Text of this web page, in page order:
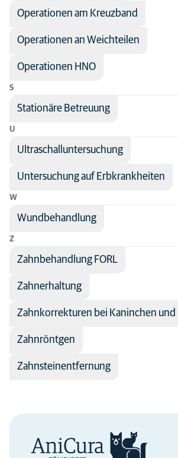
Operationen am Kreuzband
Operationen an Weichteilen
Operationen HNO
S
Stationäre Betreuung
U
Ultraschalluntersuchung
Untersuchung auf Erbkrankheiten
W
Wundbehandlung
Z
Zahnbehandlung FORL
Zahnerhaltung
Zahnkorrekturen bei Kaninchen und
Zahnröntgen
Zahnsteinentfernung